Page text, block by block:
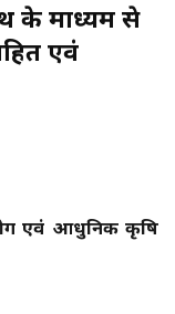
के माध्यम से
एवं
एवं आधुनिक कृषि